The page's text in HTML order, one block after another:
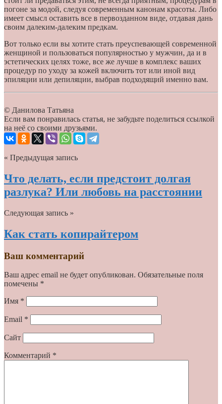
погоне за модой, следуя современным канонам красоты. Либо
имеет смысл оставить все в первозданном виде, отдавая дань
своим далеким-далеким предкам.
Вот только если вы хотите стать преуспевающей современной
женщиной и пользоваться популярностью у мужчин, да и в
эстетических целях тоже, все же лучше в комплекс ваших
процедур по уходу за кожей включить тот или иной вид
эпиляции или депиляции, выбрав подходящий именно вам.
© Данилова Татьяна
Если вам понравилась статья, не забудьте поделиться ссылкой
на неё со своими друзьями.
« Предыдущая запись
Что делать, если предстоит долгая
разлука? Или любовь на расстоянии
Следующая запись »
Как стать копирайтером
Ваш комментарий
Ваш адрес email не будет опубликован. Обязательные поля
помечены *
Имя *
Email *
Сайт
Комментарий *